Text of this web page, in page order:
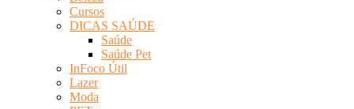
Cursos
DICAS SAÚDE
Saúde
Saúde Pet
InFoco Útil
Lazer
Moda